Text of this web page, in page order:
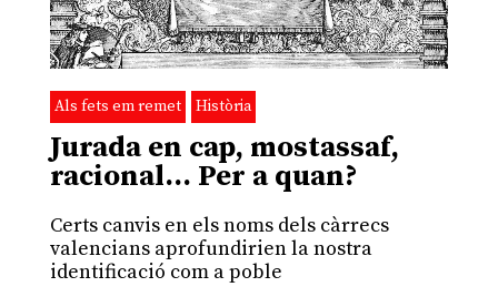
Als fets em remet Història
Jurada en cap, mostassaf,
racional… Per a quan?
Certs canvis en els noms dels càrrecs
valencians aprofundirien la nostra
identificació com a poble